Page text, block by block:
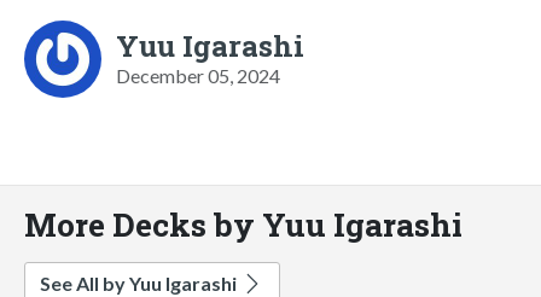
Yuu Igarashi
December 05, 2024
More Decks by Yuu Igarashi
See All by Yuu Igarashi